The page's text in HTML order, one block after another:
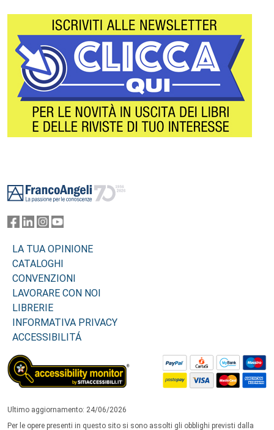
LA TUA OPINIONE
CATALOGHI
CONVENZIONI
LAVORARE CON NOI
LIBRERIE
INFORMATIVA PRIVACY
ACCESSIBILITÁ
Ultimo aggiornamento: 24/06/2026
Per le opere presenti in questo sito si sono assolti gli obblighi previsti dalla